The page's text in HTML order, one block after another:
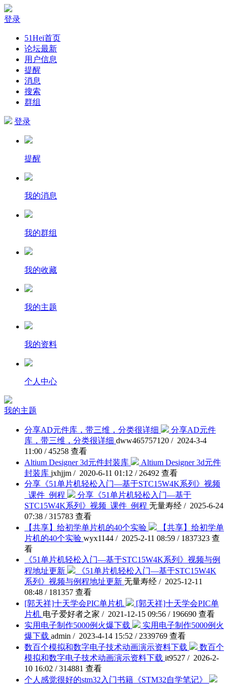
登录
51Hei首页
论坛最新
用户信息
提醒
消息
搜索
群组
登录
提醒
我的消息
我的群组
我的收藏
我的主题
我的资料
个人中心
我的主题
分享AD元件库，带三维，分类很详细
分享AD元件
库，带三维，分类很详细 dww465757120 / 2024-3-4
11:00 / 45258 查看
Altium Designer 3d元件封装库
Altium Designer 3d元件
封装库 jxhjjm / 2020-6-11 01:12 / 26492 查看
分享《51单片机轻松入门—基于STC15W4K系列》视频
_课件_例程
分享《51单片机轻松入门—基于
STC15W4K系列》视频_课件_例程 无量寿经 / 2025-6-24
07:38 / 315783 查看
【共享】给初学单片机的40个实验
【共享】给初学单
片机的40个实验 wyx1144 / 2025-2-11 08:59 / 1837323 查
看
《51单片机轻松入门—基于STC15W4K系列》视频与例
程地址更新
《51单片机轻松入门—基于STC15W4K
系列》视频与例程地址更新 无量寿经 / 2025-12-11
08:48 / 181357 查看
[郭天祥]十天学会PIC单片机
[郭天祥]十天学会PIC单
片机 电子爱好者之家 / 2021-12-15 09:56 / 196690 查看
实用电子制作5000例火爆下载
实用电子制作5000例火
爆下载 admin / 2023-4-14 15:52 / 2339769 查看
数百个模拟和数字电子技术动画演示资料下载
数百个
模拟和数字电子技术动画演示资料下载 it9527 / 2026-2-
10 16:02 / 314881 查看
个人感觉很好的stm32入门书籍《STM32自学笔记》